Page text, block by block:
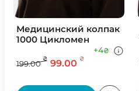
Медицинский колпак
1000 Цикломен
199.00
₴ 99.00 ₴
+4₴